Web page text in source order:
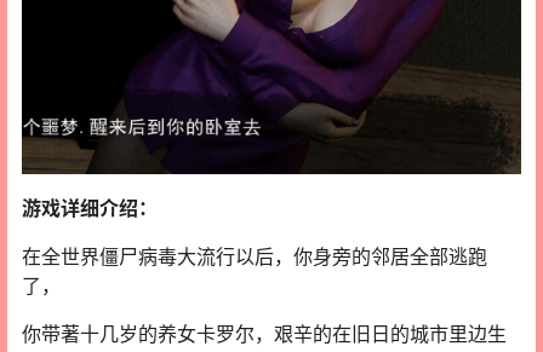
游戏详细介绍：
在全世界僵尸病毒大流行以后，你身旁的邻居全部逃跑
了，
你带著十几岁的养女卡罗尔，艰辛的在旧日的城市里边生